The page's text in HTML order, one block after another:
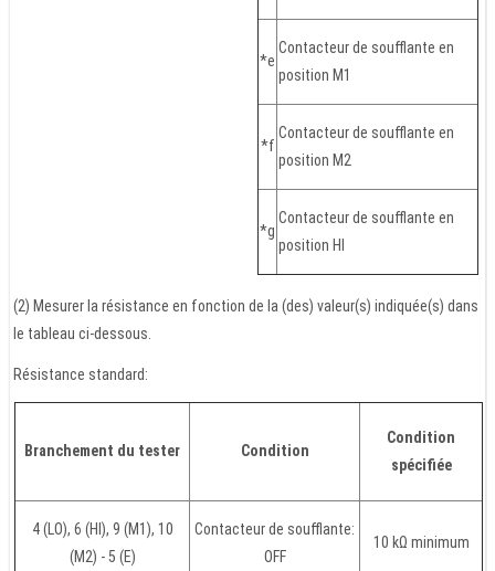
*e
Contacteur de soufflante en
position M1
*f
Contacteur de soufflante en
position M2
*g
Contacteur de soufflante en
position HI
(2) Mesurer la résistance en fonction de la (des) valeur(s) indiquée(s) dans
le tableau ci-dessous.
Résistance standard:
Branchement du tester Condition
Condition
spécifiée
4 (LO), 6 (HI), 9 (M1), 10
(M2) - 5 (E)
Contacteur de soufflante:
OFF
10 kΩ minimum